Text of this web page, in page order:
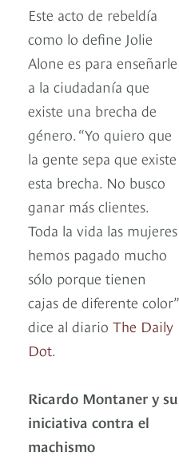
Este acto de rebeldía
como lo define Jolie
Alone es para enseñarle
a la ciudadanía que
existe una brecha de
género. “Yo quiero que
la gente sepa que existe
esta brecha. No busco
ganar más clientes.
Toda la vida las mujeres
hemos pagado mucho
sólo porque tienen
cajas de diferente color”
dice al diario The Daily
Dot.
Ricardo Montaner y su
iniciativa contra el
machismo